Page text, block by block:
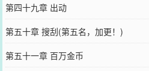
第四十九章 出动
第五十章 搜刮(第五名，加更！)
第五十一章 百万金币